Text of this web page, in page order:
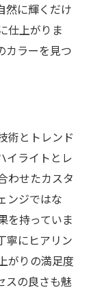
然に輝くだけ
仕上がりま
カラーを見つ
術とトレンド
イライトとレ
わせたカスタ
ンジではな
を持っていま
寧にヒアリン
がりの満足度
スの良さも魅